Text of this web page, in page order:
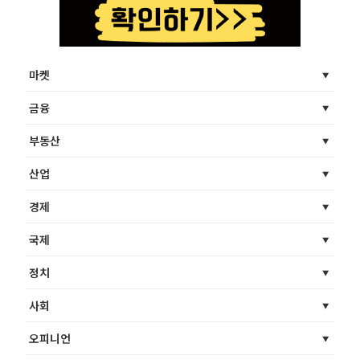
마켓
금융
부동산
산업
경제
국제
정치
사회
오피니언